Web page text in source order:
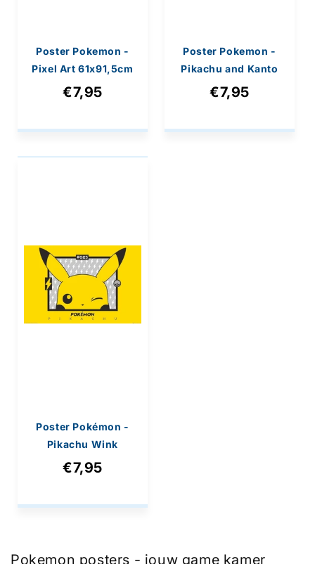
Poster Pokemon -
Pixel Art 61x91,5cm
€7,95
Poster Pokemon -
Pikachu and Kanto
Starters 61x91,5cm
€7,95
Poster Pokémon -
Pikachu Wink
91,5x61cm
€7,95
Pokemon posters - jouw game kamer